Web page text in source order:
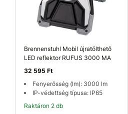
Brennenstuhl Mobil újratölthető
LED reflektor RUFUS 3000 MA
32 595 Ft
Fenyerősség (lm): 3000 lm
IP-védettség típusa: IP65
Raktáron 2 db